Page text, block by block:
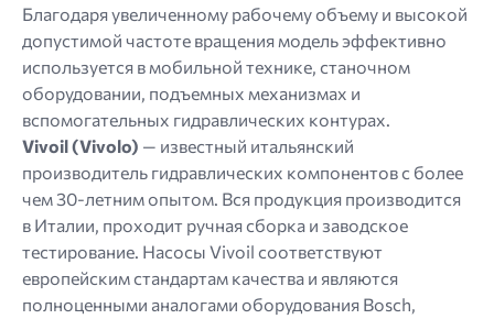
Благодаря увеличенному рабочему объему и высокой
допустимой частоте вращения модель эффективно
используется в мобильной технике, станочном
оборудовании, подъемных механизмах и
вспомогательных гидравлических контурах.
Vivoil (Vivolo) — известный итальянский
производитель гидравлических компонентов с более
чем 30-летним опытом. Вся продукция производится
в Италии, проходит ручная сборка и заводское
тестирование. Насосы Vivoil соответствуют
европейским стандартам качества и являются
полноценными аналогами оборудования Bosch,